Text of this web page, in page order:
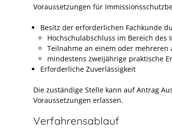
Voraussetzungen für
Besitz der erforderlichen Fachkunde
Hochschulabschluss im Bereich des
Teilnahme an einem oder
mindestens zweijährige praktische
Erforderliche Zuverlässigkeit
Die zuständige Stelle kann auf Antrag
Voraussetzungen erlassen.
Verfahrensablauf